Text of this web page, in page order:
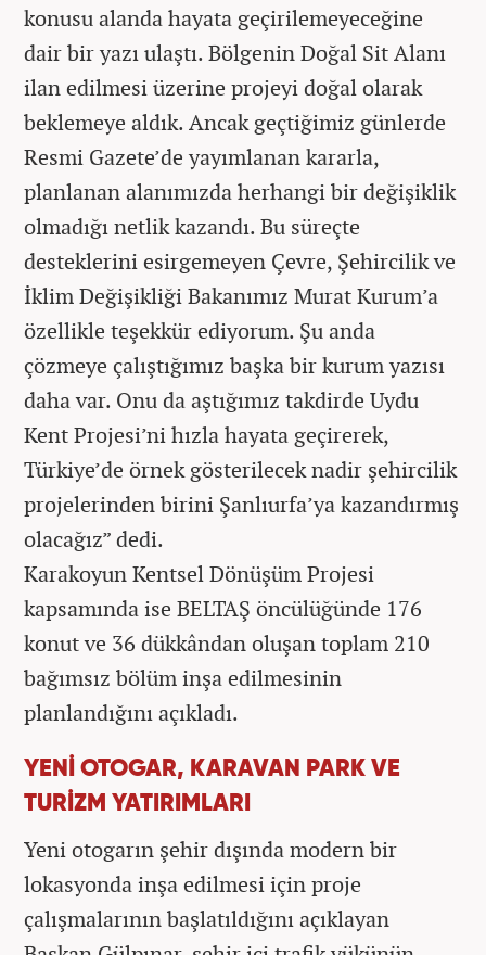
konusu alanda hayata geçirilemeyeceğine
dair bir yazı ulaştı. Bölgenin Doğal Sit Alanı
ilan edilmesi üzerine projeyi doğal olarak
beklemeye aldık. Ancak geçtiğimiz günlerde
Resmi Gazete’de yayımlanan kararla,
planlanan alanımızda herhangi bir değişiklik
olmadığı netlik kazandı. Bu süreçte
desteklerini esirgemeyen Çevre, Şehircilik ve
İklim Değişikliği Bakanımız Murat Kurum’a
özellikle teşekkür ediyorum. Şu anda
çözmeye çalıştığımız başka bir kurum yazısı
daha var. Onu da aştığımız takdirde Uydu
Kent Projesi’ni hızla hayata geçirerek,
Türkiye’de örnek gösterilecek nadir şehircilik
projelerinden birini Şanlıurfa’ya kazandırmış
olacağız” dedi.
Karakoyun Kentsel Dönüşüm Projesi
kapsamında ise BELTAŞ öncülüğünde 176
konut ve 36 dükkândan oluşan toplam 210
bağımsız bölüm inşa edilmesinin
planlandığını açıkladı.
YENİ OTOGAR, KARAVAN PARK VE
TURİZM YATIRIMLARI
Yeni otogarın şehir dışında modern bir
lokasyonda inşa edilmesi için proje
çalışmalarının başlatıldığını açıklayan